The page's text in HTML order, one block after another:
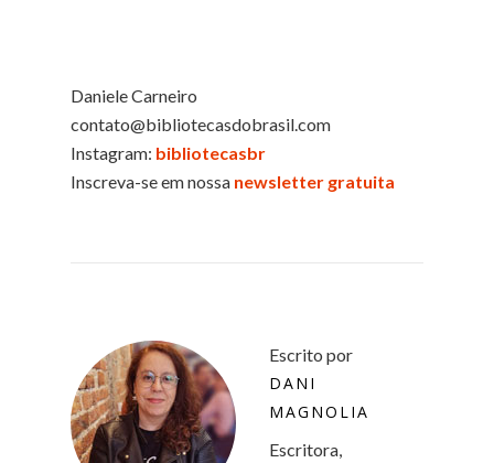
Daniele Carneiro
contato@bibliotecasdobrasil.com
Instagram: bibliotecasbr
Inscreva-se em nossa newsletter gratuita
Escrito por
DANI
MAGNOLIA
Escritora,